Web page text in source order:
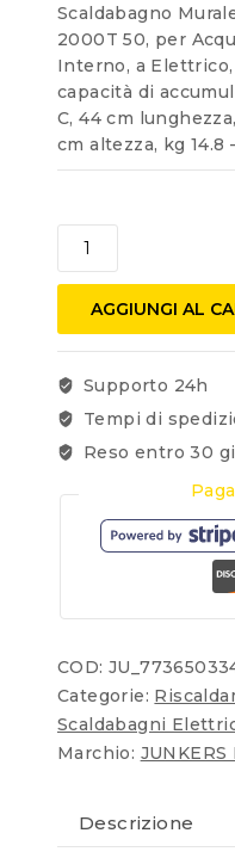
Scaldabagno
2000T 50, per
Interno, a Elettrico,
capacità di
C, 44 cm
cm altezza, kg 14.8
AGGIUNGI AL
Supporto 24h
Tempi di
Reso entro 30
COD:
Categorie:
Scaldabagni
Marchio: JUNKERS
Descrizione